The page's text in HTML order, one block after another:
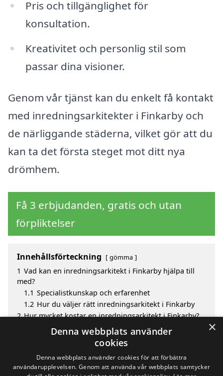
Pris och tillgänglighet för
konsultation.
Kreativitet och personlig stil som
passar dina visioner.
Genom vår tjänst kan du enkelt få kontakt
med inredningsarkitekter i Finkarby och
de närliggande städerna, vilket gör att du
kan ta det första steget mot ditt nya
drömhem.
Få 3 erbjudanden, gratis och utan
förpliktelser
Innehållsförteckning gömma
1 Vad kan en inredningsarkitekt i Finkarby hjälpa till
med?
1.1 Specialistkunskap och erfarenhet
1.2 Hur du väljer rätt inredningsarkitekt i Finkarby
2 Hur mycket kostar en inredningsarkitekt i Finkarby?
Fördelar med att välja inredningsarkitekt i Finkarby
Sök efter en skicklig inredningsarkitekt i de
omgivande städerna Finkarby
×
Denna webbplats använder
cookies
Denna webbplats använder cookies för att förbättra
användarupplevelsen. Genom att använda vår webbplats samtycker